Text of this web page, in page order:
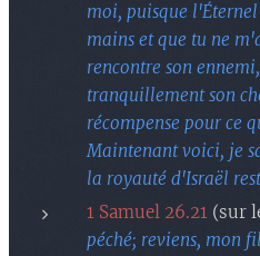
moi, puisque
mains et que tu ne
rencontre son
tranquillement son
récompense pour ce
Maintenant voici, je
la royauté d'Israël
1 Samuel 26.21 (sur
péché; reviens, mon